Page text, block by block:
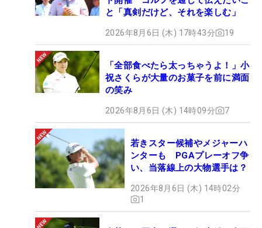
と「真剣だけど、それを楽しむ」
2026年8月6日 (木) 17時43分 19
「全部食べたら太っちゃうよ！」小
祝さくらが大量のお菓子を前に満面
の笑み
2026年8月6日 (木) 14時09分 7
若きスター候補やメジャーハ
ンターも PGAプレーオフ争
い、当落線上の大物選手は？
2026年8月6日 (木) 14時02分
1